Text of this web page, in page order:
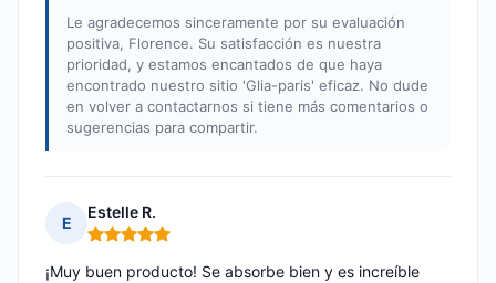
Le agradecemos sinceramente por su evaluación
positiva, Florence. Su satisfacción es nuestra
prioridad, y estamos encantados de que haya
encontrado nuestro sitio 'Glia-paris' eficaz. No dude
en volver a contactarnos si tiene más comentarios o
sugerencias para compartir.
E
Estelle R.
Nota: 5 de 5
¡Muy buen producto! Se absorbe bien y es increíble